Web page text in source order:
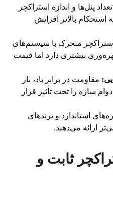
پنل‌ها و اندازه استراکچر
استحکام بالاتر افزایش
استراکچر متحرک با سیستم‌های
بیشتری دارد اما قیمت
مقاومت در برابر باد، بار
سازه را تحت تأثیر قرار
استاندارد و برندهای
ارائه می‌دهند.
ثابت و